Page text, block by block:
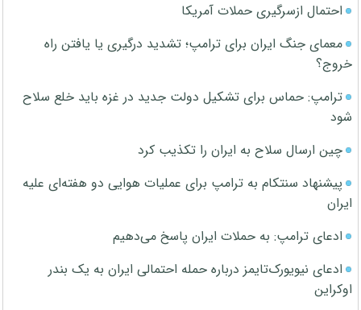
احتمال ازسرگیری حملات آمریکا
معمای جنگ ایران برای ترامپ؛ تشدید درگیری یا یافتن راه
خروج؟
ترامپ: حماس برای تشکیل دولت جدید در غزه باید خلع سلاح
شود
چین ارسال سلاح به ایران را تکذیب کرد
پیشنهاد سنتکام به ترامپ برای عملیات هوایی دو هفته‌ای علیه
ایران
ادعای ترامپ: به حملات ایران پاسخ می‌دهیم
ادعای نیویورک‌تایمز درباره حمله احتمالی ایران به یک بندر
اوکراین